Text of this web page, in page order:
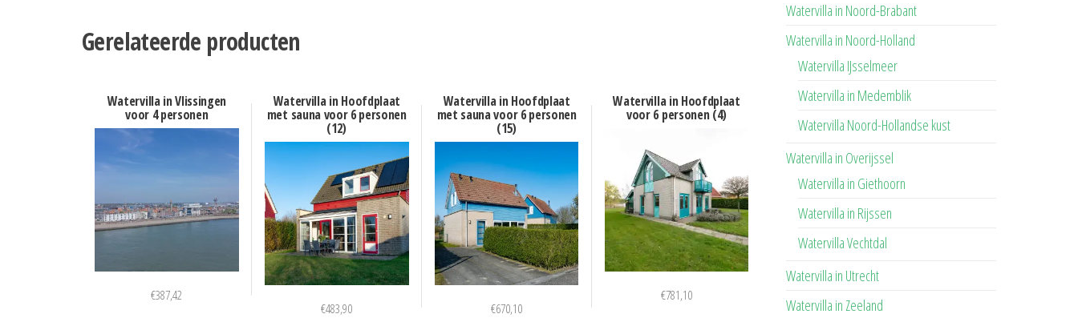
Gerelateerde producten
Watervilla in Vlissingen
voor 4 personen
€387,42
Watervilla in Hoofdplaat
met sauna voor 6 personen
(12)
€483,90
Watervilla in Hoofdplaat
met sauna voor 6 personen
(15)
€670,10
Watervilla in Hoofdplaat
voor 6 personen (4)
€781,10
Watervilla in Noord-Brabant
Watervilla in Noord-Holland
Watervilla IJsselmeer
Watervilla in Medemblik
Watervilla Noord-Hollandse kust
Watervilla in Overijssel
Watervilla in Giethoorn
Watervilla in Rijssen
Watervilla Vechtdal
Watervilla in Utrecht
Watervilla in Zeeland